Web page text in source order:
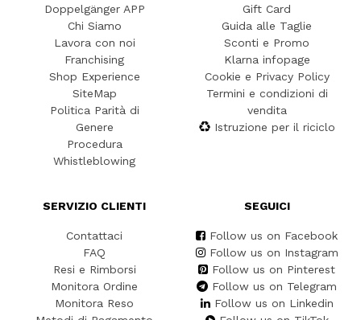
Doppelgänger APP
Chi Siamo
Lavora con noi
Franchising
Shop Experience
SiteMap
Politica Parità di
Genere
Procedura
Whistleblowing
Gift Card
Guida alle Taglie
Sconti e Promo
Klarna infopage
Cookie e Privacy Policy
Termini e condizioni di
vendita
Istruzione per il riciclo
SERVIZIO CLIENTI
Contattaci
FAQ
Resi e Rimborsi
Monitora Ordine
Monitora Reso
SEGUICI
Follow us on Facebook
Follow us on Instagram
Follow us on Pinterest
Follow us on Telegram
Follow us on Linkedin